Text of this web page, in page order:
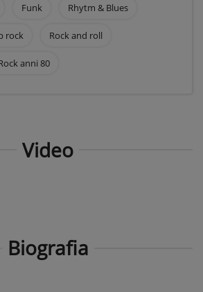
Funk Rhytm & Blues
rock Rock and roll
anni 80
Video
Biografia